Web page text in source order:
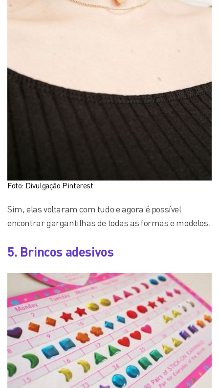
Foto: Divulgação Pinterest
Sim, elas voltaram com tudo e agora é possível
encontrar gargantilhas de todas as formas e modelos.
5. Brincos adesivos